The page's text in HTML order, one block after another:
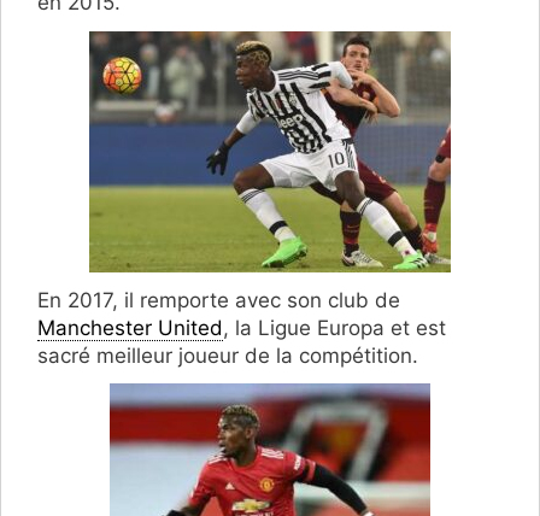
En 2017, il remporte avec son club de
Manchester United , la Ligue Europa et est
sacré meilleur joueur de la compétition.